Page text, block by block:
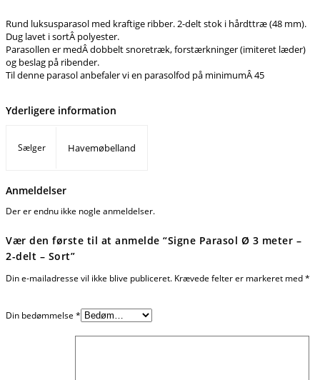
Rund luksusparasol med kraftige ribber. 2-delt stok i hårdttræ (48 mm).
Dug lavet i sortÂ polyester.
Parasollen er medÂ dobbelt snoretræk, forstærkninger (imiteret læder)
og beslag på ribender.
Til denne parasol anbefaler vi en parasolfod på minimumÂ 45
Yderligere information
Sælger Havemøbelland
Anmeldelser
Der er endnu ikke nogle anmeldelser.
Vær den første til at anmelde “Signe Parasol Ø 3 meter –
2-delt – Sort”
Din e-mailadresse vil ikke blive publiceret. Krævede felter er markeret med*
Din bedømmelse *